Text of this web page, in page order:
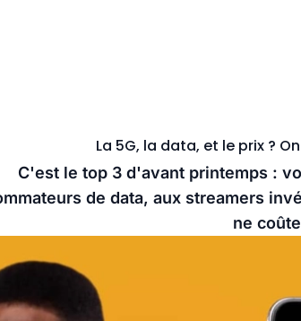
La 5G, la data, et le prix ?
C'est le top 3 d'avant printemps :
de data, aux streamers
ne